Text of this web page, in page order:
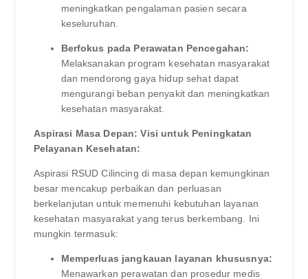
meningkatkan pengalaman pasien secara
keseluruhan.
Berfokus pada Perawatan Pencegahan:
Melaksanakan program kesehatan masyarakat
dan mendorong gaya hidup sehat dapat
mengurangi beban penyakit dan meningkatkan
kesehatan masyarakat.
Aspirasi Masa Depan: Visi untuk Peningkatan
Pelayanan Kesehatan:
Aspirasi RSUD Cilincing di masa depan kemungkinan
besar mencakup perbaikan dan perluasan
berkelanjutan untuk memenuhi kebutuhan layanan
kesehatan masyarakat yang terus berkembang. Ini
mungkin termasuk:
Memperluas jangkauan layanan khususnya:
Menawarkan perawatan dan prosedur medis